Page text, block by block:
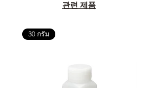
관련 제품
30 กรัม